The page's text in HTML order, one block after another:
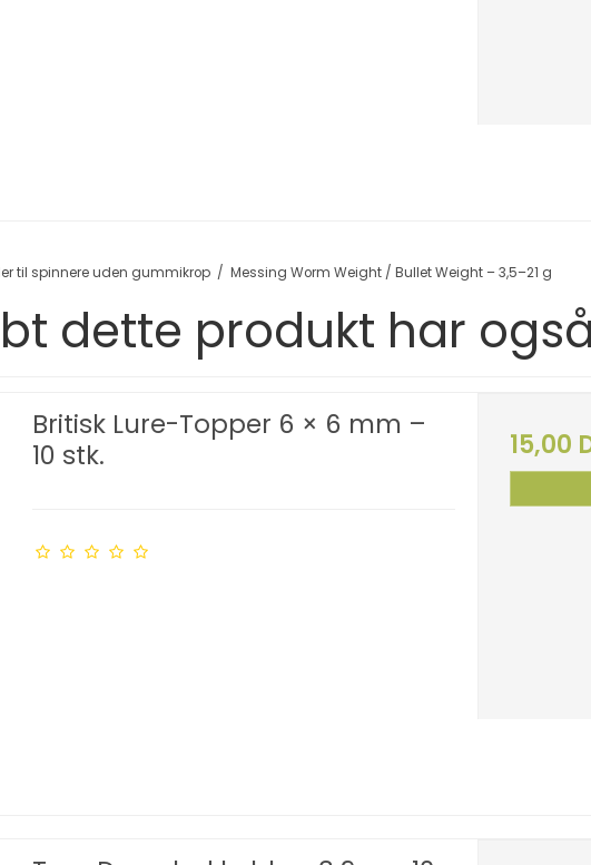
til spinnere uden gummikrop / Messing Worm Weight / Bullet Weight – 3,5–21 g
dette produkt har
Britisk Lure-Topper 6 × 6 mm –
10 stk.
15,00